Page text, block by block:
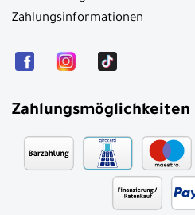
Zahlungsinformationen
Zahlungsmöglichkeiten